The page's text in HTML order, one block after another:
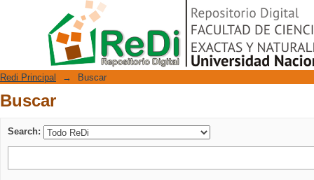
Repositorio Digital
Redi Principal → Buscar
Buscar
Search: